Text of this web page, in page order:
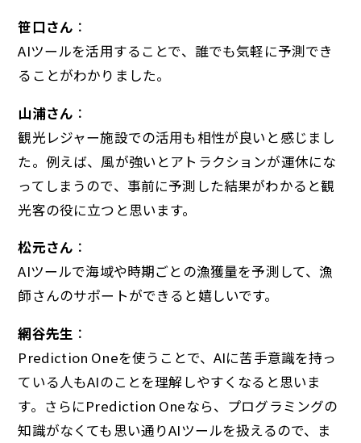
笹口さん ：
AIツールを活用することで、誰でも気軽に予測でき
ることがわかりました。
山浦さん ：
観光レジャー施設での活用も相性が良いと感じまし
た。例えば、風が強いとアトラクションが運休にな
ってしまうので、事前に予測した結果がわかると観
光客の役に立つと思います。
松元さん ：
AIツールで海域や時期ごとの漁獲量を予測して、漁
師さんのサポートができると嬉しいです。
網谷先生 ：
Prediction Oneを使うことで、AIに苦手意識を持っ
ている人もAIのことを理解しやすくなると思いま
す。さらにPrediction Oneなら、プログラミングの
知識がなくても思い通りAIツールを扱えるので、ま